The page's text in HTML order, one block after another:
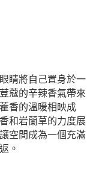
睛將自己置身於一
蔻的辛辣香氣帶來
香的溫暖相映成
和岩蘭草的力度展
空間成為一個充滿
。